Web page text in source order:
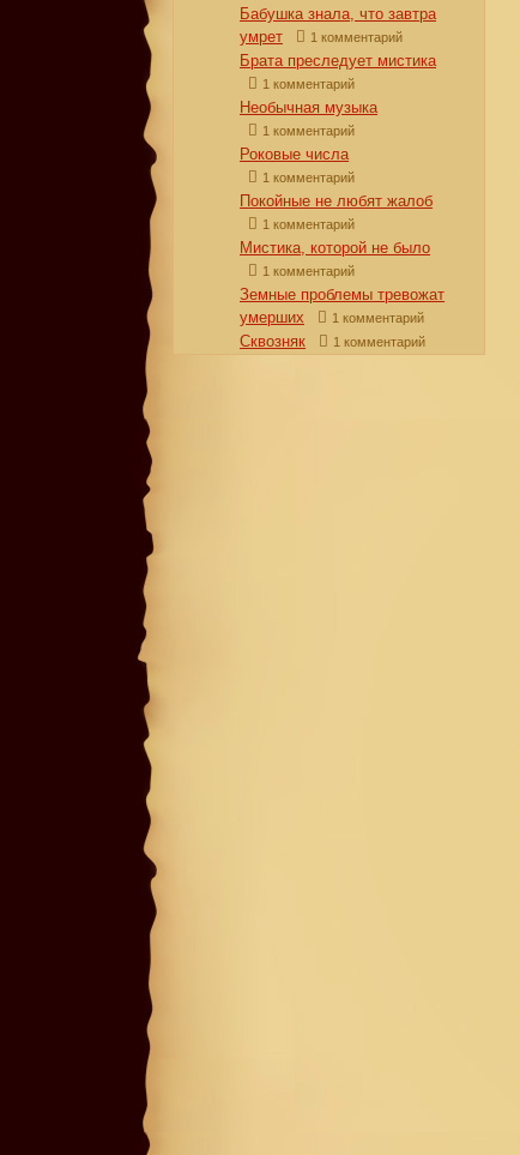
Бабушка знала, что завтра
умрет
1 комментарий
Брата преследует мистика
1 комментарий
Необычная музыка
1 комментарий
Роковые числа
1 комментарий
Покойные не любят жалоб
1 комментарий
Мистика, которой не было
1 комментарий
Земные проблемы тревожат
умерших
1 комментарий
Сквозняк 1 комментарий